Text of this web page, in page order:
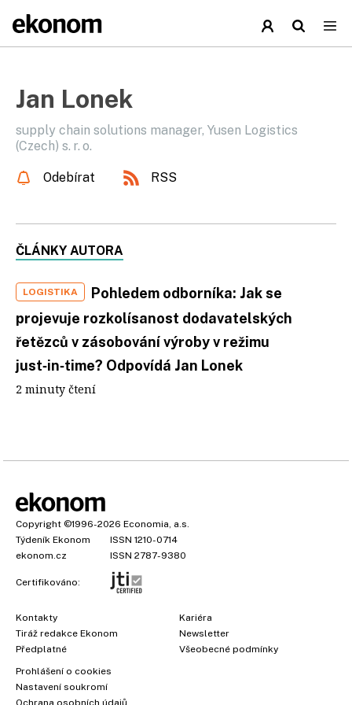
Jan Lonek
supply chain solutions manager, Yusen Logistics
(Czech) s. r. o.
Odebírat RSS
ČLÁNKY AUTORA
LOGISTIKA
Pohledem odborníka: Jak se
projevuje rozkolísanost dodavatelských
řetězců v zásobování výroby v režimu
just‑in‑time? Odpovídá Jan Lonek
2 minuty čtení
Copyright ©1996-2026 Economia, a.s.
Týdeník Ekonom
ISSN 1210-0714
ekonom.cz
ISSN 2787-9380
Certifikováno:
Kontakty
Tiráž redakce Ekonom
Předplatné
Kariéra
Newsletter
Všeobecné podmínky
Prohlášení o cookies
Nastavení soukromí
Ochrana osobních údajů